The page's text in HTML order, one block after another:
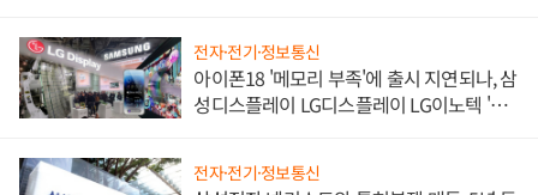
전자·전기·정보통신
아이폰18 '메모리 부족'에 출시 지연되나, 삼
성디스플레이 LG디스플레이 LG이노텍 '탈
전자·전기·정보통신